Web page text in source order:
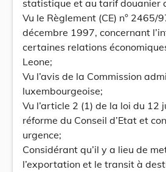
statistique et au tarif douanier
Vu le Règlement (CE) n° 2465/
décembre 1997, concernant
certaines relations
Leone;
Vu l’avis de la Commission
luxembourgeoise;
Vu l’article 2 (1) de la loi du
réforme du Conseil d’Etat et
urgence;
Considérant qu’il y a lieu de
l’exportation et le transit à